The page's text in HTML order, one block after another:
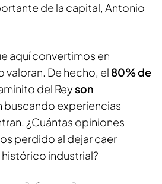
de la capital, Antonio
aquí convertimos en
valoran. De hecho, el 80% de
del Reyson
buscando experiencias
¿Cuántas opiniones
perdido al dejar caer
industrial?